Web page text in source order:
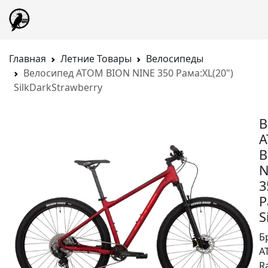
Главная Летние Товары
Велосипеды
Велосипед ATOM BION NINE 350 Рама:XL(20")
SilkDarkStrawberry